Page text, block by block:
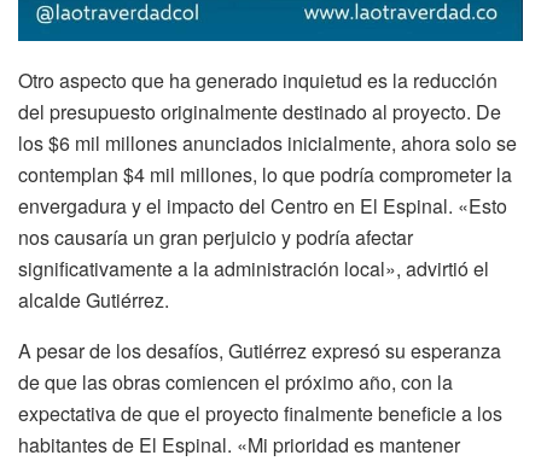
Otro aspecto que ha generado inquietud es la reducción
del presupuesto originalmente destinado al proyecto. De
los $6 mil millones anunciados inicialmente, ahora solo se
contemplan $4 mil millones, lo que podría comprometer la
envergadura y el impacto del Centro en El Espinal. «Esto
nos causaría un gran perjuicio y podría afectar
significativamente a la administración local», advirtió el
alcalde Gutiérrez.
A pesar de los desafíos, Gutiérrez expresó su esperanza
de que las obras comiencen el próximo año, con la
expectativa de que el proyecto finalmente beneficie a los
habitantes de El Espinal. «Mi prioridad es mantener